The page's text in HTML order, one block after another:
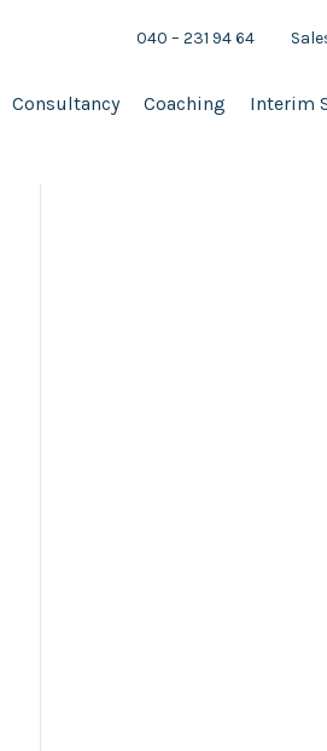
040 – 231 94 64
Consultancy Coaching Interim